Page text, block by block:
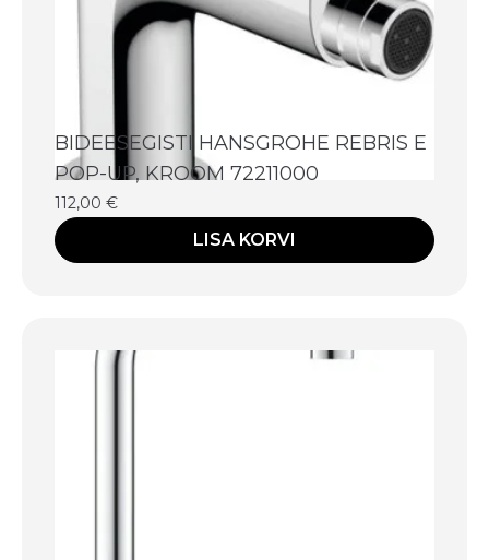
BIDEESEGISTI HANSGROHE REBRIS E
POP-UP, KROOM 72211000
112,00 €
LISA KORVI